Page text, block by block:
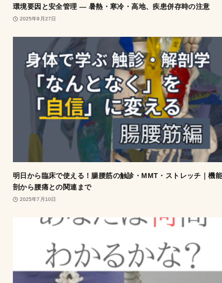
環境要因と安全管理 ― 暑熱・寒冷・高地、疾患併存時の注意
2025年9月27日
明日から臨床で使える！腸腰筋の触診・MMT・ストレッチ｜機
剖から腰痛との関連まで
2025年7月10日